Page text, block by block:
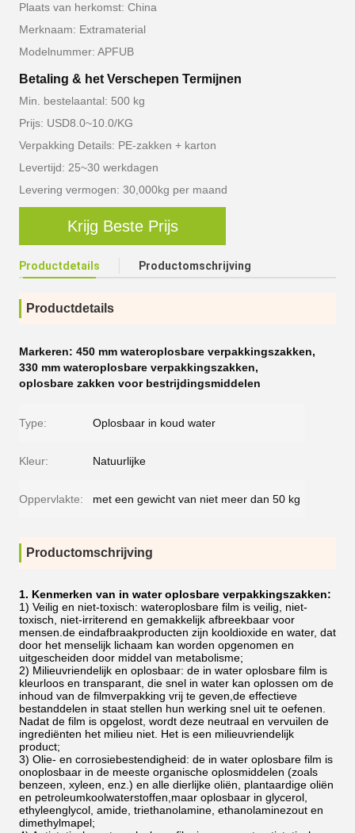
Plaats van herkomst: China
Merknaam: Extramaterial
Modelnummer: APFUB
Betaling & het Verschepen Termijnen
Min. bestelaantal: 500 kg
Prijs: USD8.0~10.0/KG
Verpakking Details: PE-zakken + karton
Levertijd: 25~30 werkdagen
Levering vermogen: 30,000kg per maand
Krijg Beste Prijs
Productdetails Productomschrijving
Productdetails
Markeren: 450 mm wateroplosbare verpakkingszakken,
330 mm wateroplosbare verpakkingszakken,
oplosbare zakken voor bestrijdingsmiddelen
Type: Oplosbaar in koud water
Kleur: Natuurlijke
Oppervlakte: met een gewicht van niet meer dan 50 kg
Productomschrijving
1. Kenmerken van in water oplosbare verpakkingszakken:
1) Veilig en niet-toxisch: wateroplosbare film is veilig, niet-
toxisch, niet-irriterend en gemakkelijk afbreekbaar voor
mensen.de eindafbraakproducten zijn kooldioxide en water, dat
door het menselijk lichaam kan worden opgenomen en
uitgescheiden door middel van metabolisme;
2) Milieuvriendelijk en oplosbaar: de in water oplosbare film is
kleurloos en transparant, die snel in water kan oplossen om de
inhoud van de filmverpakking vrij te geven,de effectieve
bestanddelen in staat stellen hun werking snel uit te oefenen.
Nadat de film is opgelost, wordt deze neutraal en vervuilen de
ingrediënten het milieu niet. Het is een milieuvriendelijk
product;
3) Olie- en corrosiebestendigheid: de in water oplosbare film is
onoplosbaar in de meeste organische oplosmiddelen (zoals
benzeen, xyleen, enz.) en alle dierlijke oliën, plantaardige oliën
en petroleumkoolwaterstoffen,maar oplosbaar in glycerol,
ethyleenglycol, amide, triethanolamine, ethanolaminezout en
dimethylmapel;